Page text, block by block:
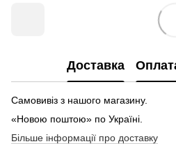
Доставка
Самовивіз з нашого магазину.
«Новою поштою» по Україні.
Більше інформації про доставку